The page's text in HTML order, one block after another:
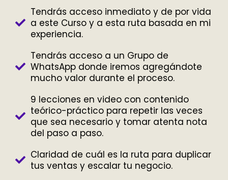
Tendrás acceso inmediato y de por vida
a este Curso y a esta ruta basada en mi
experiencia.
Tendrás acceso a un Grupo de
WhatsApp donde iremos agregándote
mucho valor durante el proceso.
9 lecciones en video con contenido
teórico-práctico para repetir las veces
que sea necesario y tomar atenta nota
del paso a paso.
Claridad de cuál es la ruta para duplicar
tus ventas y escalar tu negocio.